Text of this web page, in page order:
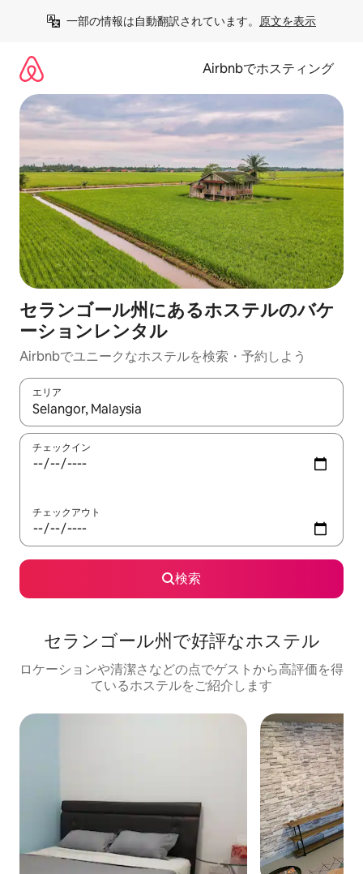
一部の情報は自動翻訳されています。 原文を表示
Airbnbでホスティング
セランゴール州にあるホステルのバケ
ーションレンタル
Airbnbでユニークなホステルを検索・予約しよう
エリア
検索結果が表示されたら、上下の矢印キーを使って移動するか
チェックイン
チェックアウト
検索
セランゴール州で好評なホステル
ロケーションや清潔さなどの点でゲストから高評価を得
ているホステルをご紹介します